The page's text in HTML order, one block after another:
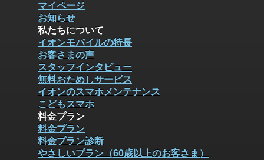
マイページ
お知らせ
私たちについて
イオンモバイルの特長
お客さまの声
スタッフインタビュー
無料おためしサービス
イオンのスマホメンテナンス
こどもスマホ
料金プラン
料金プラン
料金プラン診断
やさしいプラン（60歳以上のお客さま）